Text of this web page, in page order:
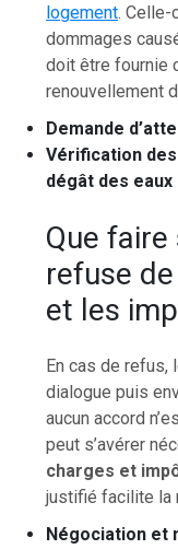
logement. Celle-
dommages
doit être fournie
renouvellement
Demande
Vérification
dégât des eaux
Que
refuse
et les
En cas de refus,
dialogue puis
aucun accord
peut s’avérer
charges et
justifié facilite la
Négociation et